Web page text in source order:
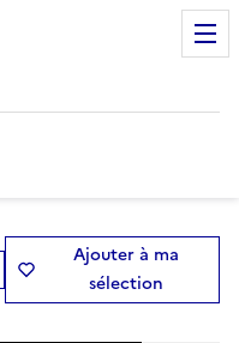
Ajouter à ma
sélection